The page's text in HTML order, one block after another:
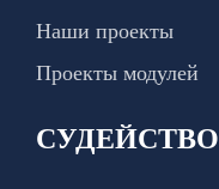
Наши проекты
Проекты модулей
СУДЕЙСТВО